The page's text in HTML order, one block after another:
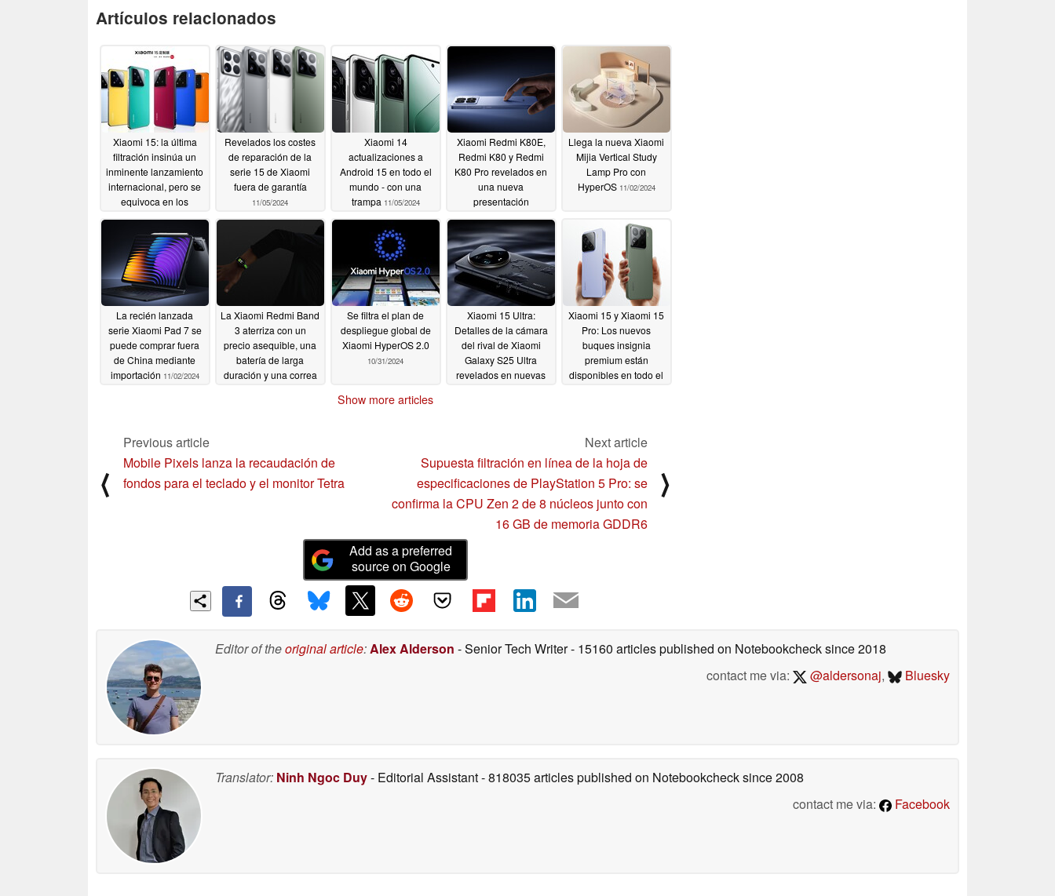
Artículos relacionados
Xiaomi 15: la última
filtración insinúa un
inminente lanzamiento
internacional, pero se
equivoca en los
11/11/2024
Revelados los costes
de reparación de la
serie 15 de Xiaomi
fuera de garantía
11/05/2024
Xiaomi 14
actualizaciones a
Android 15 en todo el
mundo - con una
trampa 11/05/2024
Xiaomi Redmi K80E,
Redmi K80 y Redmi
K80 Pro revelados en
una nueva
presentación
11/04/2024
Llega la nueva Xiaomi
Mijia Vertical Study
Lamp Pro con
HyperOS 11/02/2024
La recién lanzada
serie Xiaomi Pad 7 se
puede comprar fuera
de China mediante
importación 11/02/2024
La Xiaomi Redmi Band
3 aterriza con un
precio asequible, una
batería de larga
duración y una correa
Se filtra el plan de
despliegue global de
Xiaomi HyperOS 2.0
10/31/2024
Xiaomi 15 Ultra:
Detalles de la cámara
del rival de Xiaomi
Galaxy S25 Ultra
revelados en nuevas
Xiaomi 15 y Xiaomi 15
Pro: Los nuevos
buques insignia
premium están
disponibles en todo el
Show more articles
⟨
Previous article
Mobile Pixels lanza la recaudación de
fondos para el teclado y el monitor Tetra
Next article
Supuesta filtración en línea de la hoja de
especificaciones de PlayStation 5 Pro: se
confirma la CPU Zen 2 de 8 núcleos junto con
16 GB de memoria GDDR6
⟩
Add as a preferred
source on Google
Editor of theoriginal article:Alex Alderson - Senior Tech Writer- 15160 articles published on Notebookchecksince 2018
contact me via:
@aldersonaj, Bluesky
Translator: Ninh Ngoc Duy- Editorial Assistant- 818035 articles published on Notebookchecksince 2008
contact me via:
Facebook